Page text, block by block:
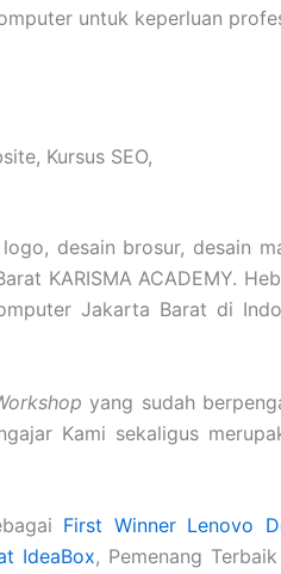
untuk keperluan
Kursus SEO,
desain brosur, desain
KARISMA ACADEMY.
Jakarta Barat di
yang sudah
Kami sekaligus
First Winner Lenovo
IdeaBox, Pemenang